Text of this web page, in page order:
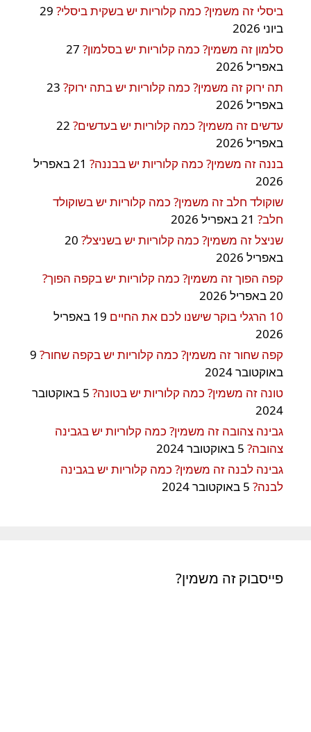
ביסלי זה משמין? כמה קלוריות יש בשקית ביסלי? 29
ביוני 2026
סלמון זה משמין? כמה קלוריות יש בסלמון? 27
באפריל 2026
תה ירוק זה משמין? כמה קלוריות יש בתה ירוק? 23
באפריל 2026
עדשים זה משמין? כמה קלוריות יש בעדשים? 22
באפריל 2026
בננה זה משמין? כמה קלוריות יש בבננה?
21 באפריל
2026
שוקולד חלב זה משמין? כמה קלוריות יש בשוקולד
חלב? 21 באפריל 2026
שניצל זה משמין? כמה קלוריות יש בשניצל? 20
באפריל 2026
קפה הפוך זה משמין? כמה קלוריות יש בקפה הפוך?
20 באפריל 2026
10 הרגלי בוקר שישנו לכם את החיים
19 באפריל
2026
קפה שחור זה משמין? כמה קלוריות יש בקפה שחור? 9
באוקטובר 2024
טונה זה משמין? כמה קלוריות יש בטונה?
5 באוקטובר
2024
גבינה צהובה זה משמין? כמה קלוריות יש בגבינה
צהובה? 5 באוקטובר 2024
גבינה לבנה זה משמין? כמה קלוריות יש בגבינה
לבנה? 5 באוקטובר 2024
פייסבוק זה משמין?